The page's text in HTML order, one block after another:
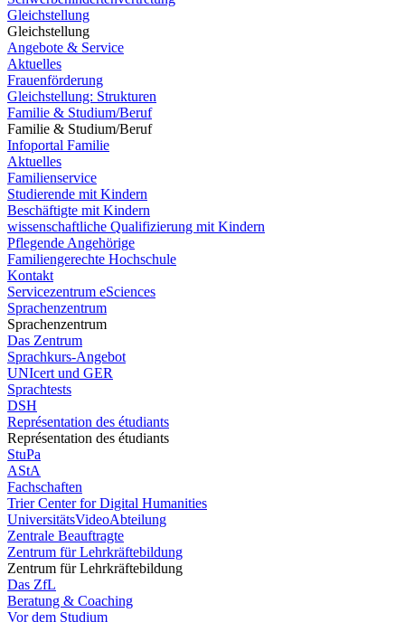
Gleichstellung
Gleichstellung
Angebote & Service
Aktuelles
Frauenförderung
Gleichstellung: Strukturen
Familie & Studium/Beruf
Familie & Studium/Beruf
Infoportal Familie
Aktuelles
Familienservice
Studierende mit Kindern
Beschäftigte mit Kindern
wissenschaftliche Qualifizierung mit Kindern
Pflegende Angehörige
Familiengerechte Hochschule
Kontakt
Servicezentrum eSciences
Sprachenzentrum
Sprachenzentrum
Das Zentrum
Sprachkurs-Angebot
UNIcert und GER
Sprachtests
DSH
Représentation des étudiants
Représentation des étudiants
StuPa
AStA
Fachschaften
Trier Center for Digital Humanities
UniversitätsVideoAbteilung
Zentrale Beauftragte
Zentrum für Lehrkräftebildung
Zentrum für Lehrkräftebildung
Das ZfL
Beratung & Coaching
Vor dem Studium